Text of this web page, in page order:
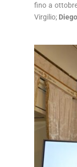
fino a
Virgilio;